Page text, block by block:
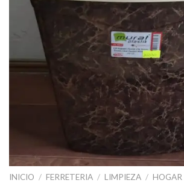
INICIO / FERRETERIA / LIMPIEZA / HOGAR